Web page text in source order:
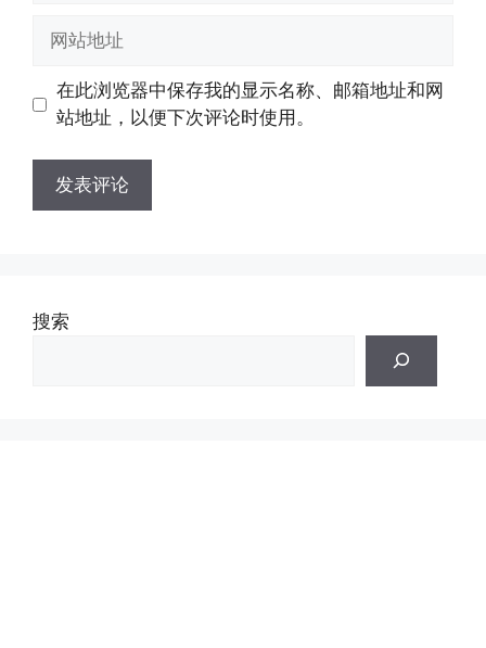
址
址
在此浏览器中保存我的显示名称、邮箱地址和网
站地址，以便下次评论时使用。
搜索